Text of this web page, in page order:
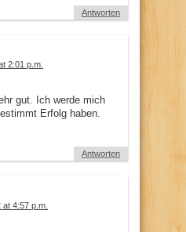
Antworten
2:01 p.m.
gut. Ich werde mich
Erfolg haben.
Antworten
4:57 p.m.